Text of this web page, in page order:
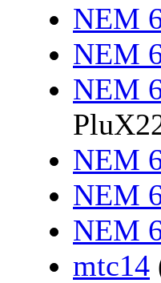
NEM
NEM
NEM
NEM
NEM
NEM
mtc14